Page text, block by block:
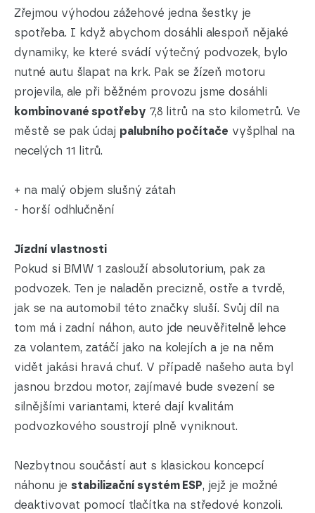
Zřejmou výhodou zážehové jedna šestky je
spotřeba. I když abychom dosáhli alespoň nějaké
dynamiky, ke které svádí výtečný podvozek, bylo
nutné autu šlapat na krk. Pak se žízeň motoru
projevila, ale při běžném provozu jsme dosáhli
kombinované spotřeby 7,8 litrů na sto kilometrů. Ve
městě se pak údaj palubního počítače vyšplhal na
necelých 11 litrů.
+ na malý objem slušný zátah
- horší odhlučnění
Jízdní vlastnosti
Pokud si BMW 1 zaslouží absolutorium, pak za
podvozek. Ten je naladěn precizně, ostře a tvrdě,
jak se na automobil této značky sluší. Svůj díl na
tom má i zadní náhon, auto jde neuvěřitelně lehce
za volantem, zatáčí jako na kolejích a je na něm
vidět jakási hravá chuť. V případě našeho auta byl
jasnou brzdou motor, zajímavé bude svezení se
silnějšími variantami, které dají kvalitám
podvozkového soustrojí plně vyniknout.
Nezbytnou součástí aut s klasickou koncepcí
náhonu je stabilizační systém ESP, jejž je možné
deaktivovat pomocí tlačítka na středové konzoli.